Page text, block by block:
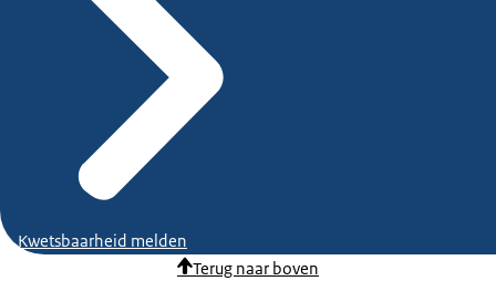
Kwetsbaarheid melden
Terug naar boven